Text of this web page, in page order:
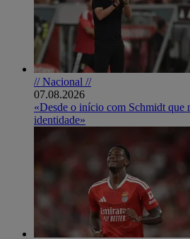
// Nacional //
07.08.2026
«Desde o início com Schmidt que
identidade»